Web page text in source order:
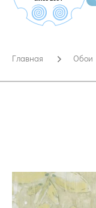
Главная Обои